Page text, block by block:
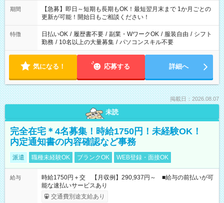
期間
【急募】即日～短期も長期もOK！最短翌月末まで 1か月ごとの
更新が可能！開始日もご相談ください！
特徴 日払いOK / 履歴書不要 / 副業・WワークOK / 服装自由 / シフト
勤務 / 10名以上の大量募集 / パソコンスキル不要
気になる！ 応募する 詳細へ
掲載日：2026.08.07
未読
完全在宅＊4名募集！時給1750円！未経験OK！
内定通知書の内容確認など事務
派遣 職種未経験OK ブランクOK WEB登録・面接OK
給与
時給1750円＋交 【月収例】290,937円～ ■給与の前払いが可
能な速払いサービスあり
交通費別途支給あり